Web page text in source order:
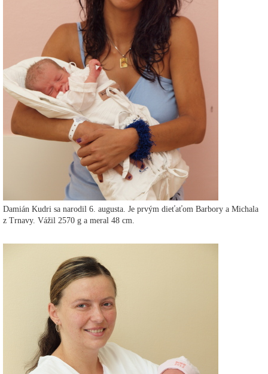
Damián Kudri sa narodil 6. augusta. Je prvým dieťaťom Barbory a Michala
z Trnavy. Vážil 2570 g a meral 48 cm.